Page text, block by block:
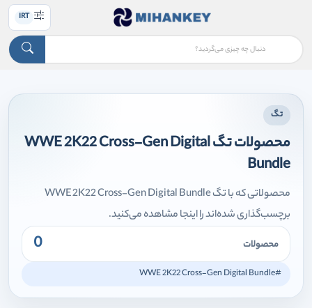
IRT
تگ
محصولات تگ WWE 2K22 Cross-Gen Digital
Bundle
محصولاتی که با تگ WWE 2K22 Cross-Gen Digital Bundle
برچسب‌گذاری شده‌اند را اینجا مشاهده می‌کنید.
محصولات 0
#WWE 2K22 Cross-Gen Digital Bundle